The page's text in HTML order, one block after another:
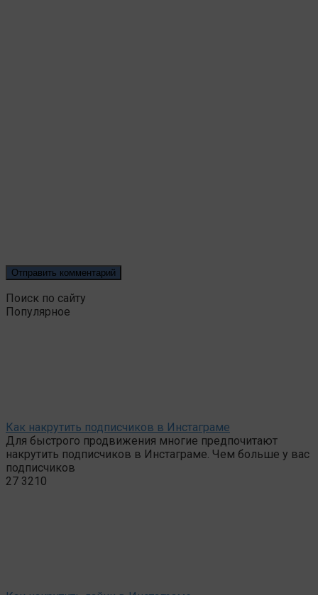
Поиск по сайту
Популярное
Как накрутить подписчиков в Инстаграме
Для быстрого продвижения многие предпочитают
накрутить подписчиков в Инстаграме. Чем больше у вас
подписчиков
27 3210